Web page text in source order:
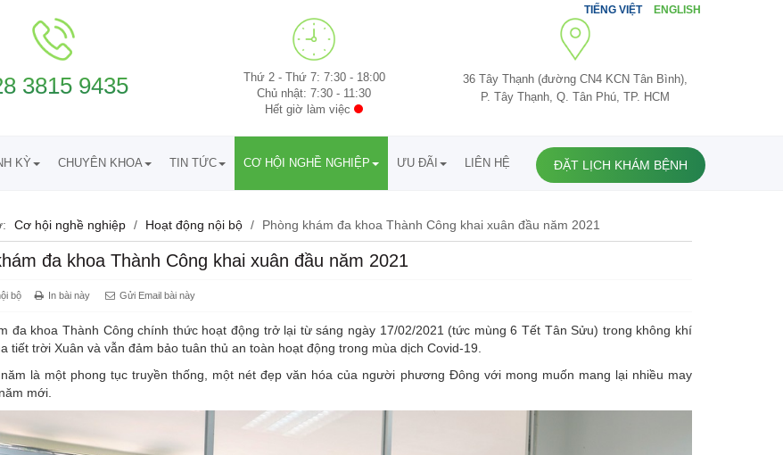
TIẾNG VIỆT ENGLISH
3815 9435
Thứ 2 - Thứ 7: 7:30 - 18:00
Chủ nhật: 7:30 - 11:30
Hết giờ làm việc
36 Tây Thạnh (đường CN4 KCN Tân Bình),
P. Tây Thạnh, Q. Tân Phú, TP. HCM
KỲ CHUYÊN KHOA TIN TỨC CƠ HỘI NGHỀ NGHIỆP ƯU ĐÃI LIÊN HỆ ĐẶT LỊCH KHÁM BỆNH
Cơ hội nghề nghiệp / Hoạt động nội bộ / Phòng khám đa khoa Thành Công khai xuân đầu năm 2021
đa khoa Thành Công khai xuân đầu năm 2021
bộ In bài này Gửi Email bài này
đa khoa Thành Công chính thức hoạt động trở lại từ sáng ngày 17/02/2021 (tức mùng 6 Tết Tân Sửu) trong không khí
tiết trời Xuân và vẫn đảm bảo tuân thủ an toàn hoạt động trong mùa dịch Covid-19.
năm là một phong tục truyền thống, một nét đẹp văn hóa của người phương Đông với mong muốn mang lại nhiều may
mới.